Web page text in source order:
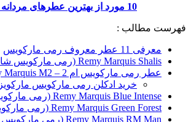
10 مورد از بهترین عطرهای مردانه شنل
فهرست مطالب :
معرفی 11 عطر معروف رمی مارکویس
Remy Marquis Shalis (رمی مارکویس شالیز)
عطر رمی مارکویس ام 2 – Remy Marquis M2
خرید ادکلن رمی مارکویس مارکویز
Remy Marquis Blue Intense (رمی مارکویس بلو اینتنس)
Remy Marquis Green Forest (رمی مارکویس گرین فارست)
Remy Marquis RM Man (رمی مارکویس ار ام من)